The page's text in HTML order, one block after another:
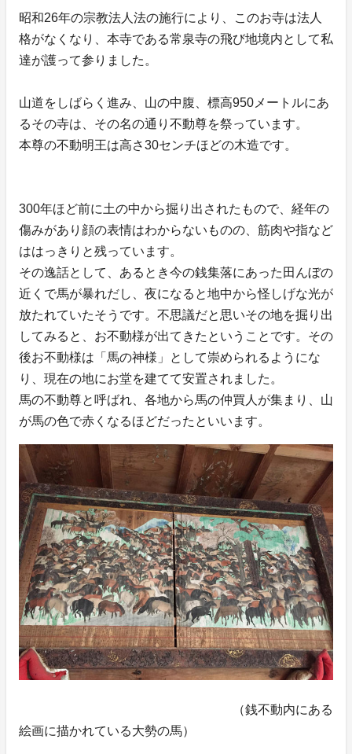
昭和26年の宗教法人法の施行により、このお寺は法人
格がなくなり、本寺である常泉寺の飛び地境内として私
達が護って参りました。
山道をしばらく進み、山の中腹、標高950メートルにあ
るその寺は、その名の通り不動尊を祭っています。
本尊の不動明王は高さ30センチほどの木造です。
300年ほど前に土の中から掘り出されたもので、経年の
傷みがあり顔の表情はわからないものの、筋肉や指など
ははっきりと残っています。
その逸話として、あるとき今の銭集落にあった田んぼの
近くで馬が暴れだし、夜になると地中から怪しげな光が
放たれていたそうです。不思議だと思いその地を掘り出
してみると、お不動様が出てきたということです。その
後お不動様は「馬の神様」として崇められるようにな
り、現在の地にお堂を建てて安置されました。
馬の不動尊と呼ばれ、各地から馬の仲買人が集まり、山
が馬の色で赤くなるほどだったといいます。
（銭不動内にある
絵画に描かれている大勢の馬）